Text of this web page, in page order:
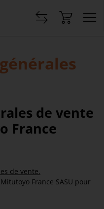
de vente
France
de vente.
France SASU pour